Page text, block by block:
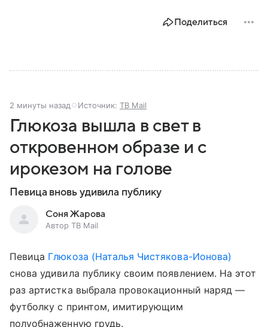
Поделиться
2 минуты назад Источник: ТВ Mail
Глюкоза вышла в свет в
откровенном образе и с
ирокезом на голове
Певица вновь удивила публику
Соня Жарова
Автор ТВ Mail
Певица Глюкоза (Наталья Чистякова-Ионова)
снова удивила публику своим появлением. На этот
раз артистка выбрала провокационный наряд —
футболку с принтом, имитирующим
полуобнаженную грудь.